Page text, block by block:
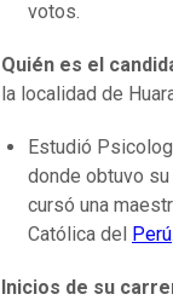
votos.
Quién es el
la localidad de
Estudió
donde obtuvo
cursó una
Católica del Perú.
Inicios de su